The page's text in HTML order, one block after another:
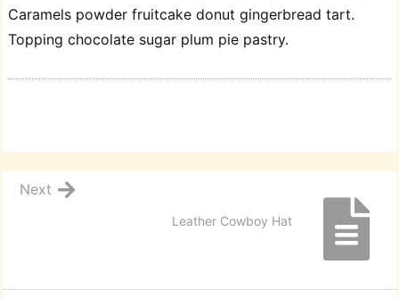
Caramels powder fruitcake donut gingerbread tart.
Topping chocolate sugar plum pie pastry.
Leather Cowboy Hat
Next